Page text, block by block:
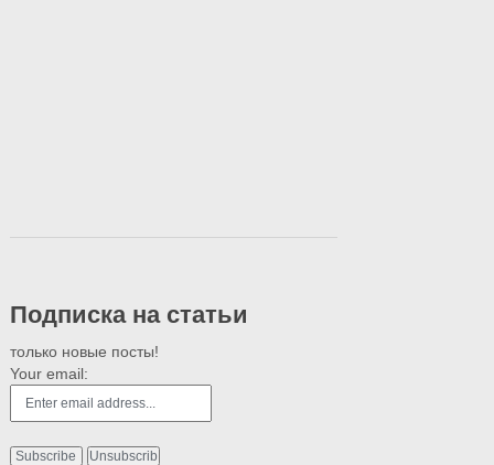
Подписка на статьи
только новые посты!
Your email: